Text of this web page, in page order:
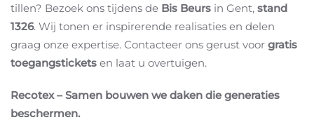
tillen? Bezoek ons tijdens de Bis Beurs in Gent, stand
1326. Wij tonen er inspirerende realisaties en delen
graag onze expertise. Contacteer ons gerust voor gratis
toegangstickets en laat u overtuigen.
Recotex – Samen bouwen we daken die generaties
beschermen.